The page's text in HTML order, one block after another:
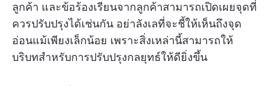
ลูกค้า และข้อร้องเรียนจากลูกค้าสามารถเปิดเผยจุดที่
ควรปรับปรุงได้เช่นกัน อย่าลังเลที่จะชี้ให้เห็นถึงจุด
อ่อนแม้เพียงเล็กน้อย เพราะสิ่งเหล่านี้สามารถให้
บริบทสำหรับการปรับปรุงกลยุทธ์ให้ดียิ่งขึ้น